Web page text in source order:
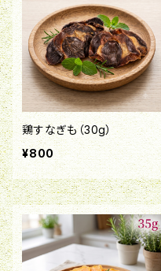
鶏すなぎも（30g）
¥800